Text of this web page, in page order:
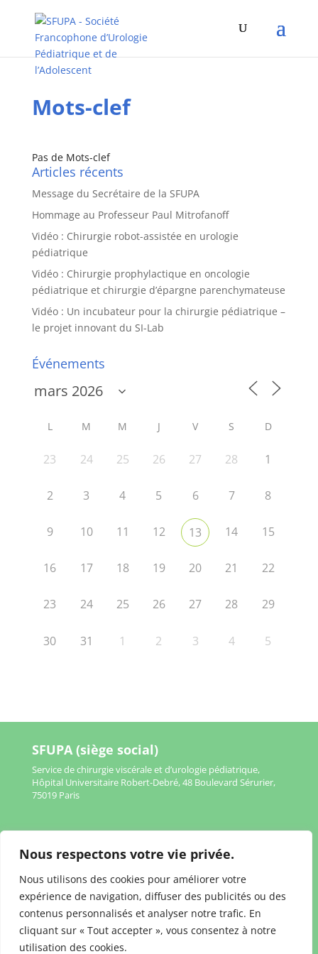
Nous respectons votre vie privée.
Nous utilisons des cookies pour améliorer votre
expérience de navigation, diffuser des publicités ou des
contenus personnalisés et analyser notre trafic. En
cliquant sur « Tout accepter », vous consentez à notre
utilisation des cookies.
Mots-clef
Pas de Mots-clef
Articles récents
Message du Secrétaire de la SFUPA
Hommage au Professeur Paul Mitrofanoff
Vidéo : Chirurgie robot-assistée en urologie
pédiatrique
Vidéo : Chirurgie prophylactique en oncologie
pédiatrique et chirurgie d’épargne parenchymateuse
Vidéo : Un incubateur pour la chirurgie pédiatrique –
le projet innovant du SI-Lab
Événements
L M M J V S D
23 24 25 26 27 28 1
2 3 4 5 6 7 8
9 10 11 12 13 14 15
16 17 18 19 20 21 22
23 24 25 26 27 28 29
30 31 1 2 3 4 5
SFUPA (siège social)
Service de chirurgie viscérale et d’urologie pédiatrique,
Hôpital Universitaire Robert-Debré, 48 Boulevard Sérurier,
75019 Paris
Politique de confidentialité